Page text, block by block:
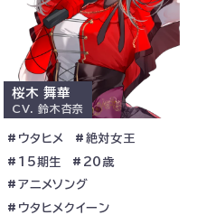
普通の高校生
焼肉ライス
料理
焼き
14歳
コースティックギター
引っ込み思案
桜木 舞華
CV.鈴木杏奈
ウタヒメ
絶対女王
15期生
20歳
アニメソング
ウタヒメクイーン